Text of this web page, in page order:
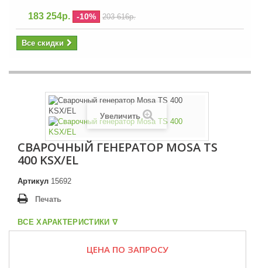
183 254р. -10% 203 616р.
Все скидки
Увеличить
СВАРОЧНЫЙ ГЕНЕРАТОР MOSA TS
400 KSX/EL
Артикул 15692
Печать
ВСЕ ХАРАКТЕРИСТИКИ ᐁ
ЦЕНА ПО ЗАПРОСУ